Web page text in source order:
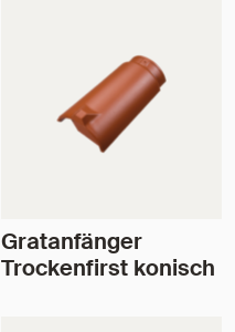
Gratanfänger
Trockenfirst konisch